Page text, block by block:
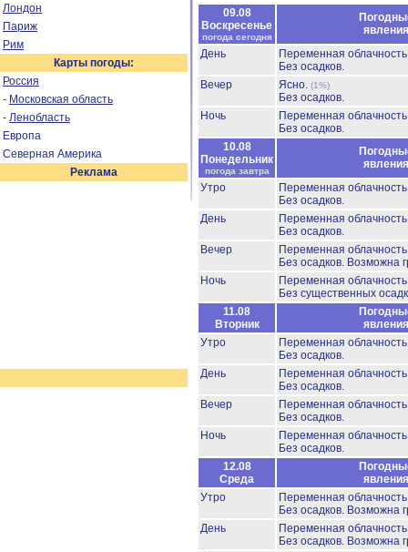
Лондон
Париж
Рим
Карты погоды:
Россия
- Московская область
- Ленобласть
Европа
Северная Америка
Реклама
09.08
Воскресенье
погода сегодня
явления
День
Переменная
Без осадков.
Вечер
Ясно. (1%)
Без осадков.
Ночь
Переменная
Без осадков.
10.08
Понедельник
погода завтра
явления
Утро
Переменная
Без осадков.
День
Переменная облачность
Без осадков.
Вечер
Переменная
Без осадков. Возможна
Ночь
Переменная
Без существенных
11.08
Вторник
явления
Утро
Переменная
Без осадков.
День
Переменная
Без осадков.
Вечер
Переменная
Без осадков.
Ночь
Переменная
Без осадков.
12.08
Среда
явления
Утро
Переменная
Без осадков. Возможна
День
Переменная
Без осадков. Возможна